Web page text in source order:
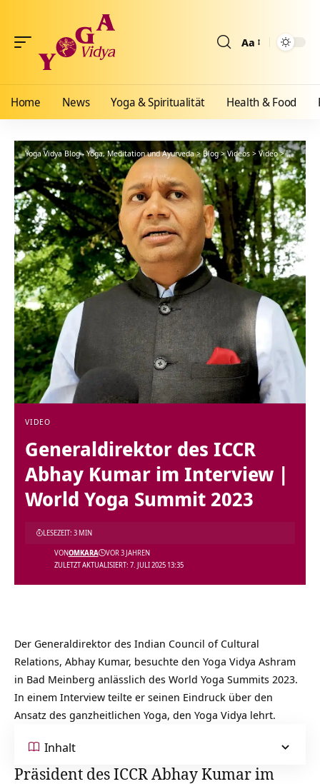
Aa
Home News Yoga & Spiritualität Health & Food
Yoga Vidya Blog - Yoga, Meditation und Ayurveda>Blog>Videos > Video>
VIDEO
Generaldirektor des ICCR
Abhay Kumar im Interview |
World Yoga Summit 2023
ZULETZT AKTUALISIERT: 7. JULI 2025 13:35
VONOMKARA VOR 3 JAHREN
LESEZEIT: 3 MIN
Der Generaldirektor des Indian Council of Cultural
Relations, Abhay Kumar, besuchte den Yoga Vidya Ashram
in Bad Meinberg anlässlich des World Yoga Summits 2023.
In einem Interview teilte er seinen Eindruck über den
Ansatz des ganzheitlichen Yoga, den Yoga Vidya lehrt.
Inhalt
Präsident des ICCR Abhay Kumar im